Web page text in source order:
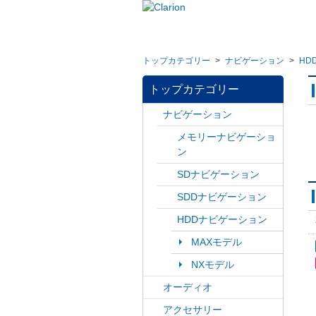
トップカテゴリー > ナビゲーション >
トップカテゴリー
ナビゲーション
メモリーナビゲーショ
ン
SDナビゲーション
SDDナビゲーション
HDDナビゲーション
MAXモデル
NXモデル
オーディオ
アクセサリー